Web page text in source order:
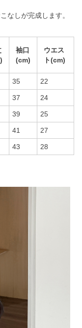
なしが完成します。
袖口
(cm)
ウエス
ト(cm)
35 22
37 24
39 25
41 27
43 28